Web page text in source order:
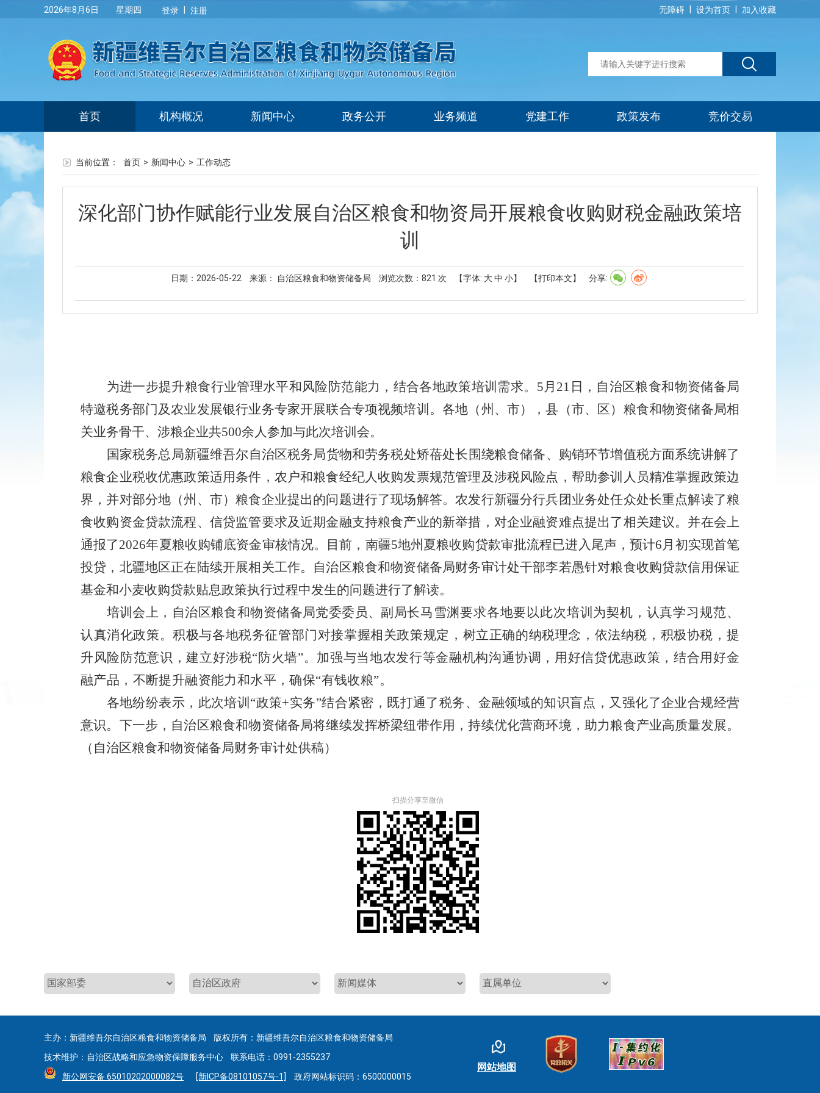
2026年8月6日 星期四 登录 注册 无障碍 设为首页 加入收藏
首页 机构概况 新闻中心 政务公开 业务频道 党建工作 政策发布 竞价交易
当前位置： 首页 > 新闻中心 > 工作动态
深化部门协作赋能行业发展自治区粮食和物资局开展粮食收购财税金融政策培
训
日期：2026-05-22 来源： 自治区粮食和物资储备局 浏览次数： 821 次 【字体: 大中 小】 【打印本文】 分享:
为进一步提升粮食行业管理水平和风险防范能力，结合各地政策培训需求。 5月21日，自治区粮食和物资储备局
特邀税务部门及农业发展银行业务专家开展联合专项视频培训。各地（州、市），县（市、区）粮食和物资储备局相
关业务骨干、涉粮企业共500余人参加与此次培训会。
国家税务总局新疆维吾尔自治区税务局货物和劳务税处矫蓓处长围绕粮食储备、购销环节增值税方面系统讲解了
粮食企业税收优惠政策适用条件，农户和粮食经纪人收购发票规范管理及涉税风险点，帮助参训人员精准掌握政策边
界，并对部分地（州、市）粮食企业提出的问题进行了现场解答。农发行新疆分行兵团业务处任众处长重点解读了粮
食收购资金贷款流程、信贷监管要求及近期金融支持粮食产业的新举措，对企业融资难点提出了相关建议。并在会上
通报了2026年夏粮收购铺底资金审核情况。目前，南疆5地州夏粮收购贷款审批流程已进入尾声，预计6月初实现首笔
投贷，北疆地区正在陆续开展相关工作。自治区粮食和物资储备局财务审计处干部李若愚针对粮食收购贷款信用保证
基金和小麦收购贷款贴息政策执行过程中发生的问题进行了解读。
培训会上，自治区粮食和物资储备局党委委员、副局长马雪渊要求各地要以此次培训为契机，认真学习规范、
认真消化政策。积极与各地税务征管部门对接掌握相关政策规定，树立正确的纳税理念，依法纳税，积极协税，提
升风险防范意识，建立好涉税“防火墙”。加强与当地农发行等金融机构沟通协调，用好信贷优惠政策，结合用好金
融产品，不断提升融资能力和水平，确保“有钱收粮”。
各地纷纷表示，此次培训 “政策+实务”结合紧密，既打通了税务、金融领域的知识盲点，又强化了企业合规经营
意识。下一步，自治区粮食和物资储备局将继续发挥桥梁纽带作用，持续优化营商环境，助力粮食产业高质量发展。
（自治区粮食和物资储备局财务审计处供稿）
扫描分享至微信
主办：新疆维吾尔自治区粮食和物资储备局 版权所有：新疆维吾尔自治区粮食和物资储备局
技术维护：自治区战略和应急物资保障服务中心 联系电话：0991-2355237
新公网安备 65010202000082号
[新ICP备08101057号-1] 政府网站标识码：6500000015
网站地图